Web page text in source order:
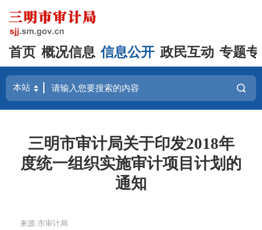
首页 概况信息 信息公开 政民互动 专题
三明市审计局关于印发2018年
度统一组织实施审计项目计划的
通知
来源:市审计局